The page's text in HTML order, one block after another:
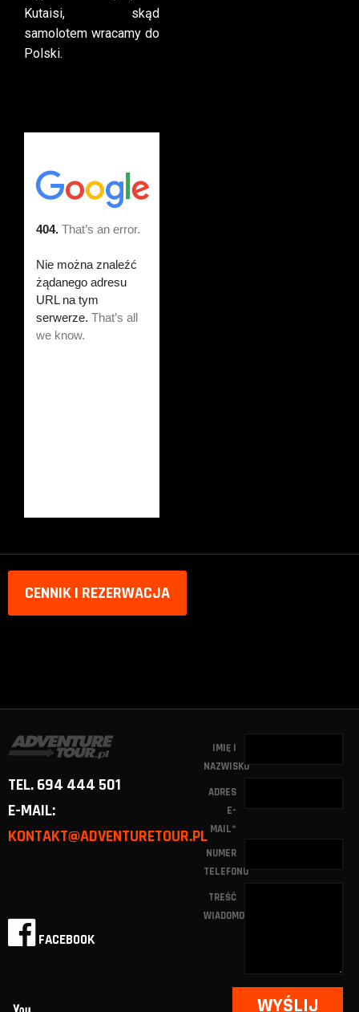
Kutaisi, skąd
samolotem wracamy do
Polski.
CENNIK I REZERWACJA
TEL. 694 444 501
E-MAIL:
KONTAKT@ADVENTURETOUR.PL
FACEBOOK
IMIĘ I
NAZWISKO
ADRES
E-
MAIL*
NUMER
TELEFONU
TREŚĆ
WIADOMOŚCI